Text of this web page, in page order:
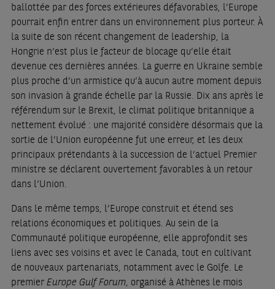
ballottée par des forces extérieures défavorables, l’Europe
pourrait enfin entrer dans un environnement plus porteur. À
la suite de son récent changement de leadership, la
Hongrie n’est plus le facteur de blocage qu’elle était
devenue ces dernières années. La guerre en Ukraine semble
plus proche d’un armistice qu’à aucun autre moment depuis
son invasion à grande échelle par la Russie. Dix ans après le
référendum sur le Brexit, le climat politique britannique a
nettement évolué : une majorité considère désormais que la
sortie de l’Union européenne fut une erreur, et les deux
principaux prétendants à la succession de l’actuel Premier
ministre se déclarent ouvertement favorables à un retour
dans l’Union.
Dans le même temps, l’Europe construit et étend ses
relations économiques et politiques. Au sein de la
Communauté politique européenne, elle approfondit ses
liens avec ses voisins et avec le Canada, tout en cultivant
de nouveaux partenariats, notamment avec le Golfe. Le
premier Europe Gulf Forum, organisé à Athènes le mois